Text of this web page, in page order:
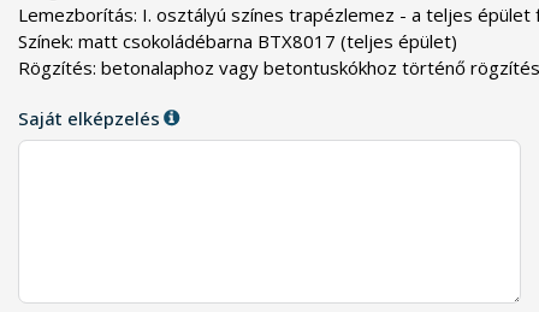
Lemezborítás: I. osztályú színes trapézlemez - a teljes
Színek: matt csokoládébarna BTX8017 (teljes épület)
Rögzítés: betonalaphoz vagy betontuskókhoz történő
Saját elképzelés